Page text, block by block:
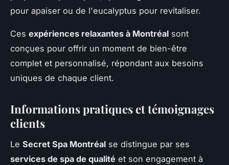
pour apaiser ou de l'eucalyptus pour revitaliser.
Ces expériences relaxantes à Montréal sont
conçues pour offrir un moment de bien-être
complet et personnalisé, répondant aux besoins
uniques de chaque client.
Informations pratiques et témoignages
clients
Le Secret Spa Montréal se distingue par ses
services de spa de qualité et son engagement à